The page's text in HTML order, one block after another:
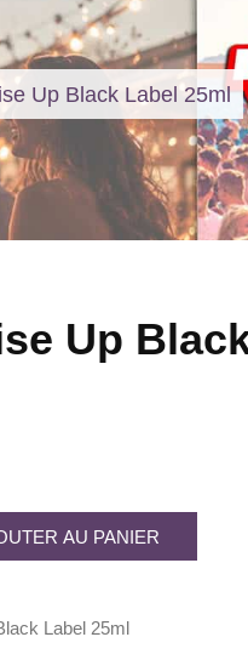
Up Black Label 25ml
Up
:
AU PANIER
Label 25ml